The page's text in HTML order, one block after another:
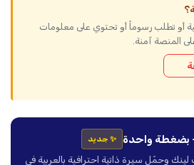
أو تطلب رسوماً أو تحتوي على معلومات
المنصة آمنة.
بضغطة واحدة ✨ جديد
وحمّل سيرة ذاتية احترافية بالعربية في